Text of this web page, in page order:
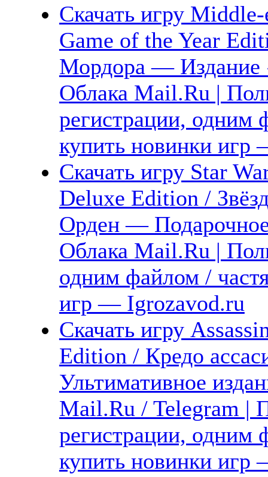
Скачать игру
Game of the Year
Мордора — Издание
Облака Mail.Ru |
регистрации, одним
купить новинки
Скачать игру Star
Deluxe Edition /
Орден —
Облака Mail.Ru |
одним файлом /
игр — Igrozavod.ru
Скачать игру
Edition / Кредо
Ультимативное
Mail.Ru / Telegram |
регистрации, одним
купить новинки